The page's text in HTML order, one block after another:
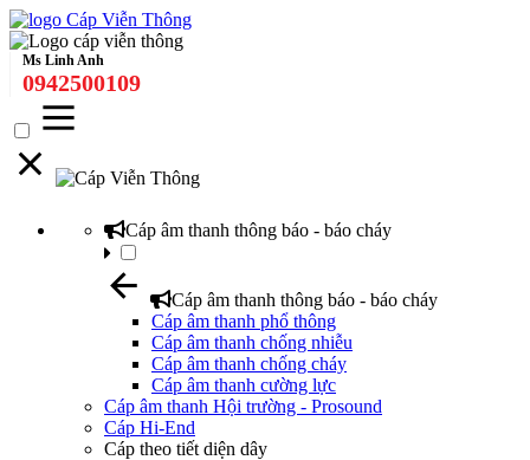
Ms Linh Anh
0942500109
Cáp âm thanh thông báo - báo cháy
Cáp âm thanh thông báo - báo cháy
Cáp âm thanh phổ thông
Cáp âm thanh chống nhiễu
Cáp âm thanh chống cháy
Cáp âm thanh cường lực
Cáp âm thanh Hội trường - Prosound
Cáp Hi-End
Cáp theo tiết diện dây